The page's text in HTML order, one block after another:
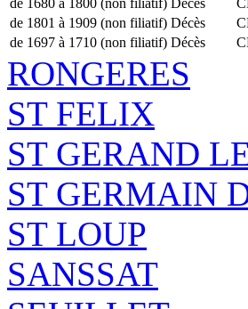
de 1680 à 1800 (non filiatif) Décès
de 1801 à 1909 (non filiatif) Décès
de 1697 à 1710 (non filiatif) Décès
RONGERES
ST FELIX
ST GERAND
ST GERMAIN
ST LOUP
SANSSAT